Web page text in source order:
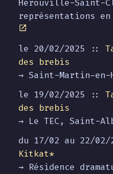
Hérouville-Saint-
représentations
le 20/02/2025 ::
des brebis
→ Saint-Martin-en-
le 19/02/2025 ::
des brebis
→ Le TEC, Saint-
du 17/02 au 22/02/
Kitkat*
→ Résidence